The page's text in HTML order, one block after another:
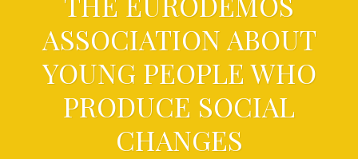
ASSOCIATION ABOUT
YOUNG PEOPLE WHO
PRODUCE SOCIAL
CHANGES